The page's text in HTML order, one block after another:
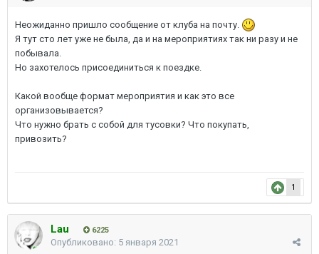
Неожиданно пришло сообщение от клуба на почту.
Я тут сто лет уже не была, да и на мероприятиях так ни разу и не
побывала.
Но захотелось присоединиться к поездке.
Какой вообще формат мероприятия и как это все
организовывается?
Что нужно брать с собой для тусовки? Что покупать,
привозить?
1
Lau 6225
Опубликовано: 5 января 2021